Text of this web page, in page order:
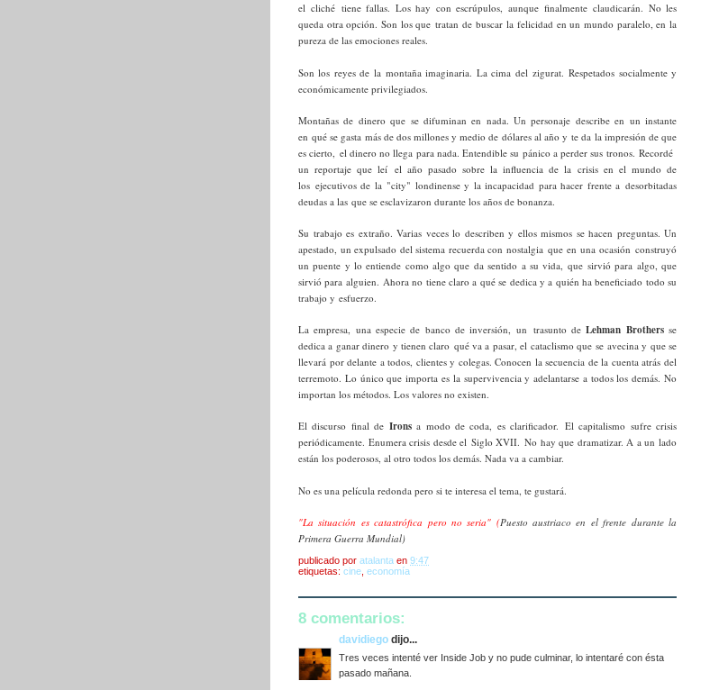
el cliché tiene fallas. Los hay con escrúpulos, aunque finalmente claudicarán. No les
queda otra opción. Son los que tratan de buscar la felicidad en un mundo paralelo, en la
pureza de las emociones reales.
Son los reyes de la montaña imaginaria. La cima del zigurat. Respetados socialmente y
económicamente privilegiados.
Montañas de dinero que se difuminan en nada. Un personaje describe en un instante
en qué se gasta más de dos millones y medio de dólares al año y te da la impresión de que
es cierto, el dinero no llega para nada. Entendible su pánico a perder sus tronos. Recordé
un reportaje que leí el año pasado sobre la influencia de la crisis en el mundo de
los ejecutivos de la "city" londinense y la incapacidad para hacer frente a desorbitadas
deudas a las que se esclavizaron durante los años de bonanza.
Su trabajo es extraño. Varias veces lo describen y ellos mismos se hacen preguntas. Un
apestado, un expulsado del sistema recuerda con nostalgia que en una ocasión construyó
un puente y lo entiende como algo que da sentido a su vida, que sirvió para algo, que
sirvió para alguien. Ahora no tiene claro a qué se dedica y a quién ha beneficiado todo su
trabajo y esfuerzo.
La empresa, una especie de banco de inversión, un trasunto deLehman Brothersse
dedica a ganar dinero y tienen claro qué va a pasar, el cataclismo que se avecina y que se
llevará por delante a todos, clientes y colegas. Conocen la secuencia de la cuenta atrás del
terremoto. Lo único que importa es la supervivencia y adelantarse a todos los demás. No
importan los métodos. Los valores no existen.
El discurso final de Ironsa modo de coda, es clarificador. El capitalismo sufre crisis
periódicamente. Enumera crisis desde el Siglo XVII. No hay que dramatizar. A a un lado
están los poderosos, al otro todos los demás. Nada va a cambiar.
No es una película redonda pero si te interesa el tema, te gustará.
"La situación es catastrófica pero no seria" (Puesto austriaco en el frente durante la
Primera Guerra Mundial)
publicado por atalanta en 9:47
etiquetas: cine economía
8 comentarios:
davidiego dijo...
Tres veces intenté ver Inside Job y no pude culminar, lo intentaré con ésta
pasado mañana.